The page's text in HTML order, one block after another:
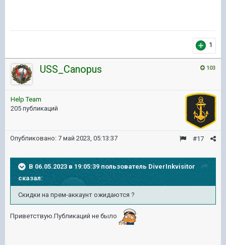
1
103
USS_Canopus
Help Team
205 публикаций
#17
Опубликовано: 7 май 2023, 05:13:37
В 06.05.2023 в 19:05:39 пользователь DiverInkvisitor
сказал:
Скидки на прем-аккаунт ожидаются ?
Приветствую.Публикаций не было